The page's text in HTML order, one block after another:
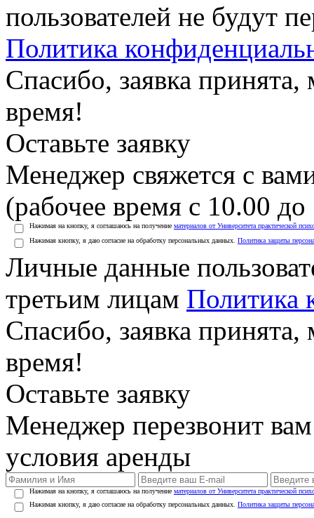
пользователей не будут
Политика
Спасибо, заявка
время!
Оставьте заявку
Менеджер свяжется с
(рабочее время с 10.00
Нажимая на кнопку, я соглашаюсь на получение материалов от Университета практической
Нажимая кнопку, я даю согласие на обработку персональных данных. Политика защиты
Личные данные
третьим лицам Политика
Спасибо, заявка
время!
Оставьте заявку
Менеджер перезвонит
условия аренды
Нажимая на кнопку, я соглашаюсь на получение материалов от Университета практической
Нажимая кнопку, я даю согласие на обработку персональных данных. Политика защиты